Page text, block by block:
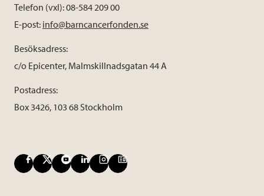
Telefon (vxl): 08-584 209 00
E-post: info@barncancerfonden.se
Besöksadress:
c/o Epicenter, Malmskillnadsgatan 44 A
Postadress:
Box 3426, 103 68 Stockholm
F
X
Y
L
I
B